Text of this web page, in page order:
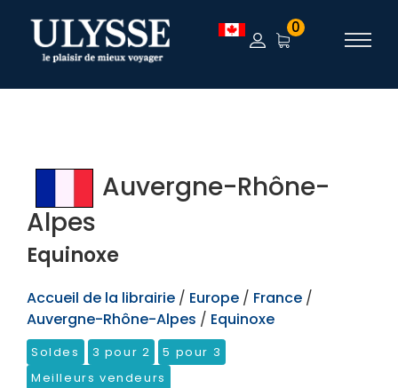
TEST 0
Auvergne-Rhône-
Alpes
Equinoxe
Accueil de la librairie / Europe / France /
Auvergne-Rhône-Alpes / Equinoxe
Soldes 3 pour 2
5 pour 3
Meilleurs vendeurs